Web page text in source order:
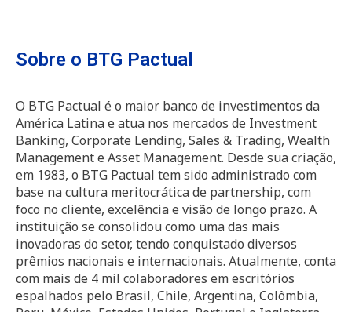
Sobre o BTG Pactual
O BTG Pactual é o maior banco de investimentos da
América Latina e atua nos mercados de Investment
Banking, Corporate Lending, Sales & Trading, Wealth
Management e Asset Management. Desde sua criação,
em 1983, o BTG Pactual tem sido administrado com
base na cultura meritocrática de partnership, com
foco no cliente, excelência e visão de longo prazo. A
instituição se consolidou como uma das mais
inovadoras do setor, tendo conquistado diversos
prêmios nacionais e internacionais. Atualmente, conta
com mais de 4 mil colaboradores em escritórios
espalhados pelo Brasil, Chile, Argentina, Colômbia,